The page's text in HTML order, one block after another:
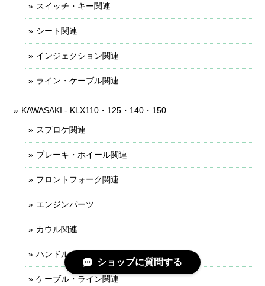
スイッチ・キー関連
シート関連
インジェクション関連
ライン・ケーブル関連
KAWASAKI - KLX110・125・140・150
スプロケ関連
ブレーキ・ホイール関連
フロントフォーク関連
エンジンパーツ
カウル関連
ハンドル・レバー関連
ケーブル・ライン関連
ショップに質問する